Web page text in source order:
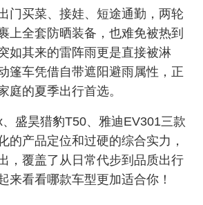
门买菜、接娃、短途通勤，两轮
上全套防晒装备，也难免被热到
如其来的雷阵雨更是直接被淋
篷车凭借自带遮阳避雨属性，正
庭的夏季出行首选。
盛昊猎豹T50、雅迪EV301三款
的产品定位和过硬的综合实力，
，覆盖了从日常代步到品质出行
来看看哪款车型更加适合你！